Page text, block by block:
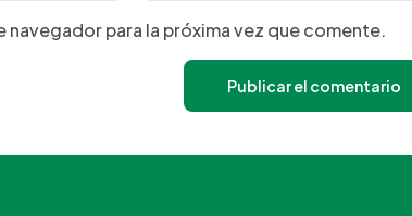
para la próxima vez que comente.